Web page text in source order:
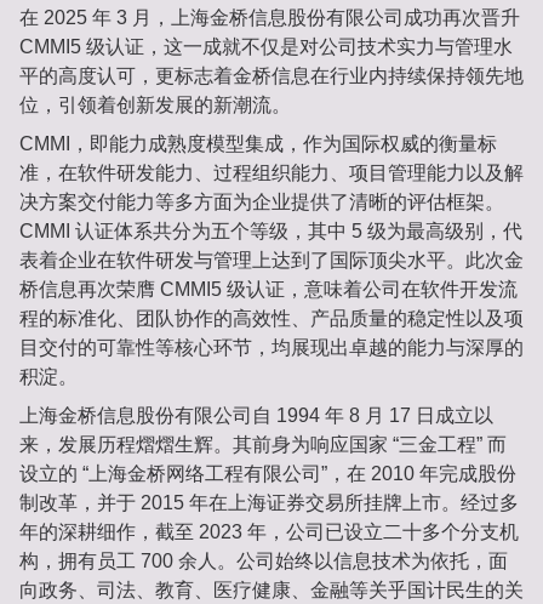
在 2025 年 3 月，上海金桥信息股份有限公司成功再次晋升
CMMI5 级认证，这一成就不仅是对公司技术实力与管理水
平的高度认可，更标志着金桥信息在行业内持续保持领先地
位，引领着创新发展的新潮流。
CMMI，即能力成熟度模型集成，作为国际权威的衡量标
准，在软件研发能力、过程组织能力、项目管理能力以及解
决方案交付能力等多方面为企业提供了清晰的评估框架。
CMMI 认证体系共分为五个等级，其中 5 级为最高级别，代
表着企业在软件研发与管理上达到了国际顶尖水平。此次金
桥信息再次荣膺 CMMI5 级认证，意味着公司在软件开发流
程的标准化、团队协作的高效性、产品质量的稳定性以及项
目交付的可靠性等核心环节，均展现出卓越的能力与深厚的
积淀。
上海金桥信息股份有限公司自 1994 年 8 月 17 日成立以
来，发展历程熠熠生辉。其前身为响应国家 “三金工程” 而
设立的 “上海金桥网络工程有限公司”，在 2010 年完成股份
制改革，并于 2015 年在上海证券交易所挂牌上市。经过多
年的深耕细作，截至 2023 年，公司已设立二十多个分支机
构，拥有员工 700 余人。公司始终以信息技术为依托，面
向政务、司法、教育、医疗健康、金融等关乎国计民生的关